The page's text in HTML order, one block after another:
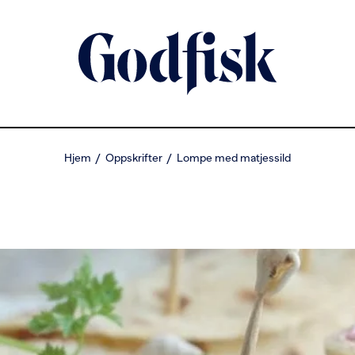
Hjem Oppskrifter Lompe med matjessild